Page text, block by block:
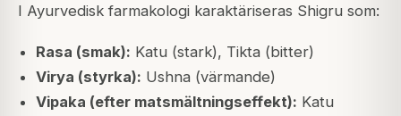
I Ayurvedisk farmakologi karaktäriseras Shigru som:
Rasa (smak): Katu (stark), Tikta (bitter)
Virya (styrka): Ushna (värmande)
Vipaka (efter matsmältningseffekt): Katu